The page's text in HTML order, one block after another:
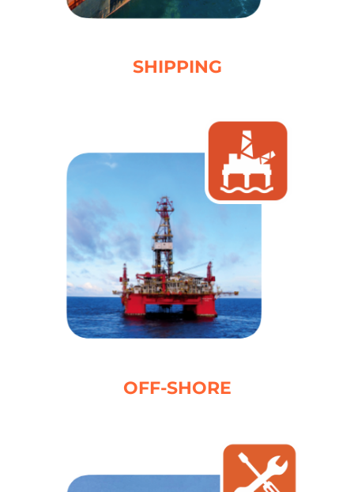
SHIPPING
OFF-SHORE